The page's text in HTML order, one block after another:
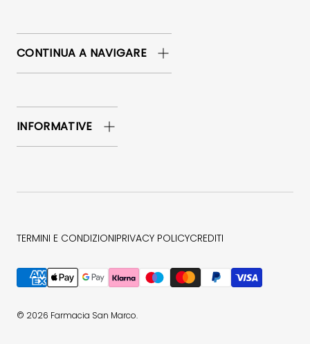
CONTINUA A NAVIGARE
INFORMATIVE
TERMINI E CONDIZIONIPRIVACY POLICYCREDITI
Metodi di pagamento accettati
© 2026 Farmacia San Marco.